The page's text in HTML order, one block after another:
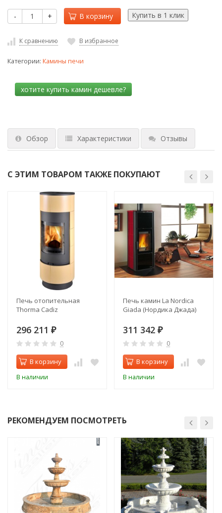
- + В корзину
К сравнению В избранное
Категории: Камины печи
Обзор Характеристики Отзывы
С ЭТИМ ТОВАРОМ ТАКЖЕ ПОКУПАЮТ
Печь отопительная
Thorma Cadiz
296 211 ₽
0
В корзину
В наличии
Печь камин La Nordica
Giada (Нордика Джада)
311 342 ₽
0
В корзину
В наличии
РЕКОМЕНДУЕМ ПОСМОТРЕТЬ